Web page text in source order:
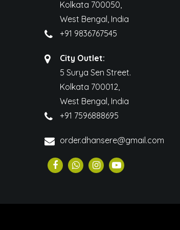
Kolkata 700050,
West Bengal, India
+91 9836767545
City Outlet:
5 Surya Sen Street.
Kolkata 700012,
West Bengal, India
+91 7596888695
order.dhansere@gmail.com